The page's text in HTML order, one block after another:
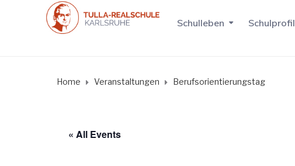
Schulleben Schulprofil
Home Veranstaltungen Berufsorientierungstag
« All Events